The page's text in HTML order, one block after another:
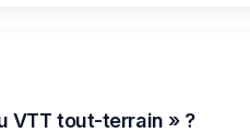
VTT tout-terrain » ?